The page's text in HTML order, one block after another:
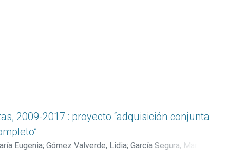
Meza, María Eugenia"
2009-2017 : proyecto “adquisición conjunta
Eugenia; Gómez Valverde, Lidia; García Segura, Margarita